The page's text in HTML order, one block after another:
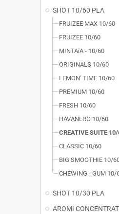
SHOT 10/60 PLA
FRUIZEE MAX 10/60
FRUIZEE 10/60
MINTAïA - 10/60
ORIGINALS 10/60
LEMON' TIME 10/60
PREMIUM 10/60
FRESH 10/60
HAVANERO 10/60
CREATIVE SUITE
CLASSIC 10/60
BIG SMOOTHIE 10/
CHEWING - GUM 10/
SHOT 10/30 PLA
AROMI